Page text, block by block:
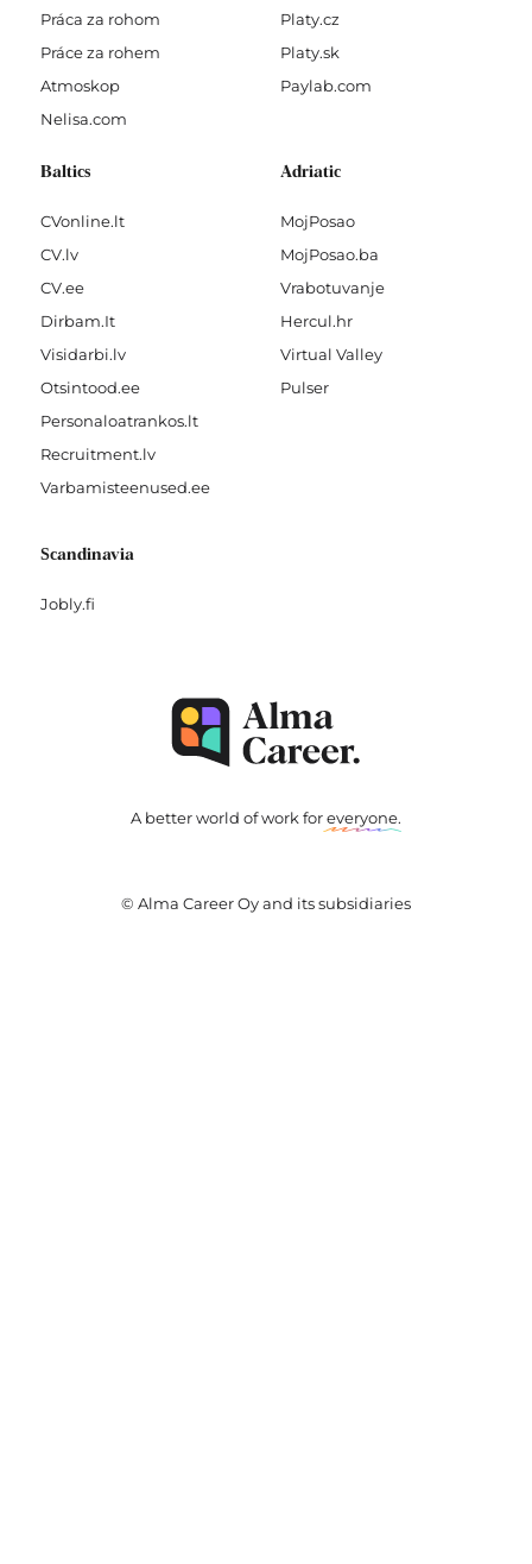
Práca za rohom
Práce za rohem
Atmoskop
Nelisa.com
Platy.cz
Platy.sk
Paylab.com
Baltics
CVonline.lt
CV.lv
CV.ee
Dirbam.It
Visidarbi.lv
Otsintood.ee
Personaloatrankos.lt
Recruitment.lv
Varbamisteenused.ee
Adriatic
MojPosao
MojPosao.ba
Vrabotuvanje
Hercul.hr
Virtual Valley
Pulser
Scandinavia
Jobly.fi
A better world of work foreveryone.
© Alma Career Oy and its subsidiaries